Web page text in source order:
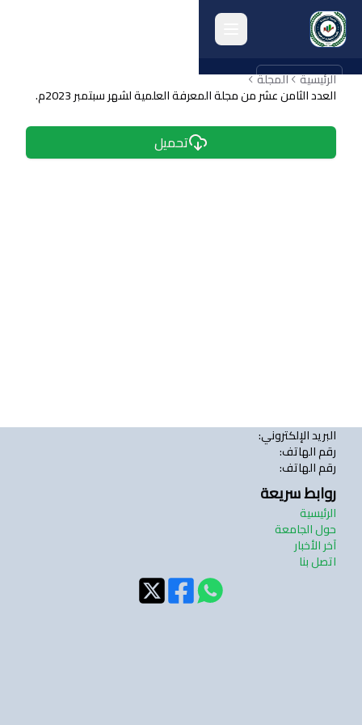
english
الرئيسية
انشطة الكلية
الرئيسية المجلة
العدد الثامن عشر من مجلة المعرفة العلمية لشهر سبتمبر 2023م.
تحميل
البريد الإلكتروني:
رقم الهاتف:
رقم الهاتف:
روابط سريعة
الرئيسية
حول الجامعة
آخر الأخبار
اتصل بنا